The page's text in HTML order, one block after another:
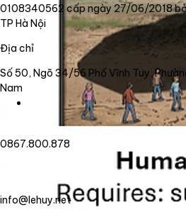
0108340562 cấp ngày 27/06/2018
TP Hà Nội
Địa chỉ
Số 50, Ngõ 34/56 Phố Vĩnh Tuy,
Nam
0867.800.878
info@lehuy.net